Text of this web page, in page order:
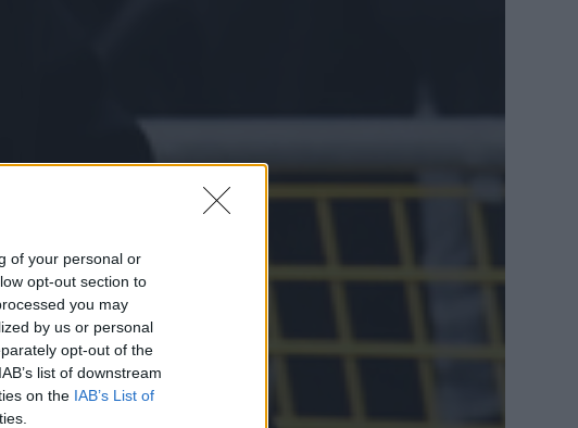
of your personal or
opt-out section to
you may
by us or personal
opt-out of the
list of downstream
on the IAB’s List of